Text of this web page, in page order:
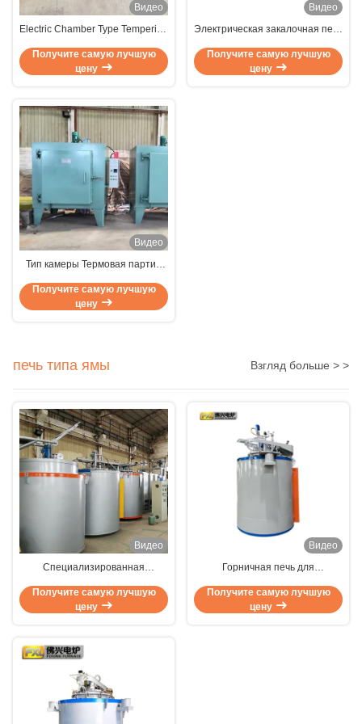
Видео
Electric Chamber Type Tempering
Temperature ±5℃ Uniformity and
0.1 Grade Control Accuracy
Получите самую лучшую
цену
Видео
Электрическая закалочная печь
термообработки металла
Получите самую лучшую
цену
Видео
Тип камеры Термовая партия
печь 650 C Горячая скоростная
циркуляция
Получите самую лучшую
цену
печь типа ямы Взгляд больше > >
Видео
Специализированная
вакуумная нитридная печь для
тепловой обработки литейной
Получите самую лучшую
цену
Видео
Горничная печь для
идеальное решение для
обработки тепла рабочей
Получите самую лучшую
цену